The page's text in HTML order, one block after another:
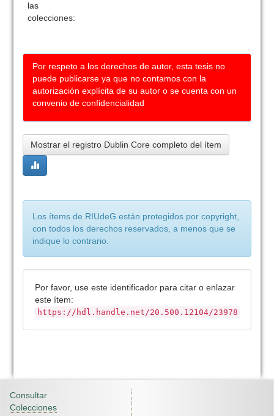
las
colecciones:
Por respeto a los derechos de autor, esta tesis no
puede publicarse ya que no contamos con la
autorización explícita de su autor o se cuenta con un
convenio de confidencialidad
Mostrar el registro Dublin Core completo del ítem
Los ítems de RIUdeG están protegidos por copyright,
con todos los derechos reservados, a menos que se
indique lo contrario.
Por favor, use este identificador para citar o enlazar
este ítem:
https://hdl.handle.net/20.500.12104/23978
Consultar
Colecciones